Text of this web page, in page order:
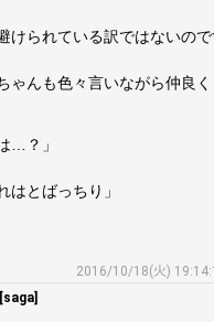
られている訳ではないので
ゃんも色々言いながら仲良
…？」
はとばっちり」
2016/10/18(火)
[saga]